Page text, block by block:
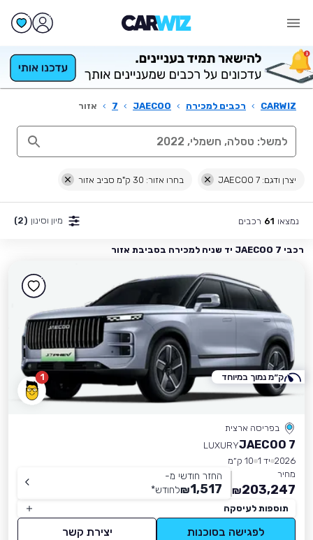
CARWIZ
› רכבים למכירה ›
JAECOO
›
7
› אזור
יצרן ודגם: JAECOO 7 בחרו אזור: 30 ק"מ סביב אזור
נמצאו 61 רכבים מיון וסינון (2)
רכבי JAECOO 7 יד שניה למכירה בסביבת אזור
1
בפריסה ארצית
JAECOO 7
LUXURY
2026 יד 1
10 ק״מ
מחיר
203,247
₪
החזר חודשי מ-
1,517
₪לחודש*
תוספות לעיסקה
לפגישה בסוכנות יצירת קשר
ק״מ נמוך במיוחד